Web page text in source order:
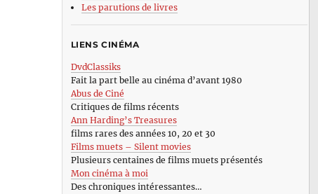
Les parutions de livres
LIENS CINÉMA
DvdClassiks
Fait la part belle au cinéma d’avant 1980
Abus de Ciné
Critiques de films récents
Ann Harding’s Treasures
films rares des années 10, 20 et 30
Films muets – Silent movies
Plusieurs centaines de films muets présentés
Mon cinéma à moi
Des chroniques intéressantes…